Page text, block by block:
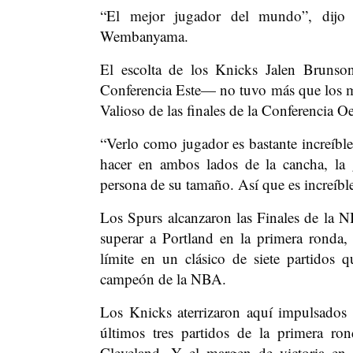
“El mejor jugador del mundo”, dijo
Wembanyama.
El escolta de los Knicks Jalen
Conferencia Este— no tuvo más que los
Valioso de las finales de la Conferencia
“Verlo como jugador es bastante
hacer en ambos lados de la cancha,
persona de su tamaño. Así que es
Los Spurs alcanzaron las Finales de la
superar a Portland en la primera
límite en un clásico de siete partidos
campeón de la NBA.
Los Knicks aterrizaron aquí
últimos tres partidos de la primera